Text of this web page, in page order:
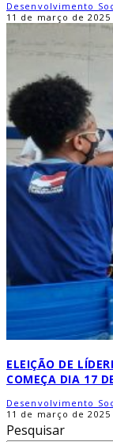
Desenvolvimento
11 de março de 2025
ELEIÇÃO DE
COMEÇA DIA 17
Desenvolvimento
11 de março de 2025
Pesquisar